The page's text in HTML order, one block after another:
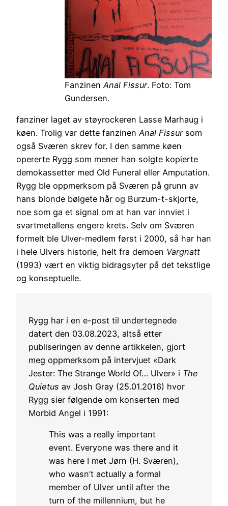
Fanzinen Anal Fissur. Foto: Tom
Gundersen.
fanziner laget av støyrockeren Lasse Marhaug i
køen. Trolig var dette fanzinenAnal Fissursom
også Sværen skrev for. I den samme køen
opererte Rygg som mener han solgte kopierte
demokassetter med Old Funeral eller Amputation.
Rygg ble oppmerksom på Sværen på grunn av
hans blonde bølgete hår og Burzum-t-skjorte,
noe som ga et signal om at han var innviet i
svartmetallens engere krets. Selv om Sværen
formelt ble Ulver-medlem først i 2000, så har han
i hele Ulvers historie, helt fra demoen Vargnatt
(1993) vært en viktig bidragsyter på det tekstlige
og konseptuelle.
Rygg har i en e-post til undertegnede
datert den 03.08.2023, altså etter
publiseringen av denne artikkelen, gjort
meg oppmerksom på intervjuet «Dark
Jester: The Strange World Of… Ulver» i The
Quietus av Josh Gray (25.01.2016) hvor
Rygg sier følgende om konserten med
Morbid Angel i 1991:
This was a really important
event. Everyone was there and it
was here I met Jørn (H. Sværen),
who wasn’t actually a formal
member of Ulver until after the
turn of the millennium, but he